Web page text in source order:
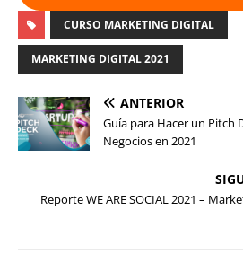
CURSO MARKETING DIGITAL
MARKETING DIGITAL 2021
ANTERIOR
Guía para Hacer un Pitch
Negocios en 2021
Reporte WE ARE SOCIAL 2021 –